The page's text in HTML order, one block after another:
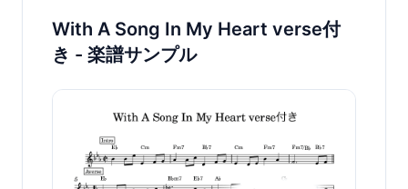
With A Song In My Heart verse付
き - 楽譜サンプル